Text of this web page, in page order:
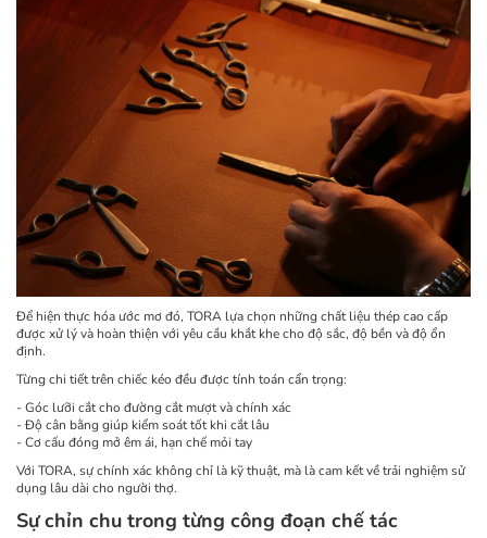
Để hiện thực hóa ước mơ đó, TORA lựa chọn những chất liệu thép cao cấp
được xử lý và hoàn thiện với yêu cầu khắt khe cho độ sắc, độ bền và độ ổn
định.
Từng chi tiết trên chiếc kéo đều được tính toán cẩn trọng:
- Góc lưỡi cắt cho đường cắt mượt và chính xác
- Độ cân bằng giúp kiểm soát tốt khi cắt lâu
- Cơ cấu đóng mở êm ái, hạn chế mỏi tay
Với TORA, sự chính xác không chỉ là kỹ thuật, mà là cam kết về trải nghiệm sử
dụng lâu dài cho người thợ.
Sự chỉn chu trong từng công đoạn chế tác